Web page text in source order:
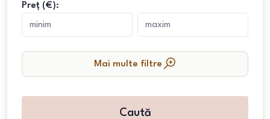
Preț (€):
Mai multe filtre
Caută